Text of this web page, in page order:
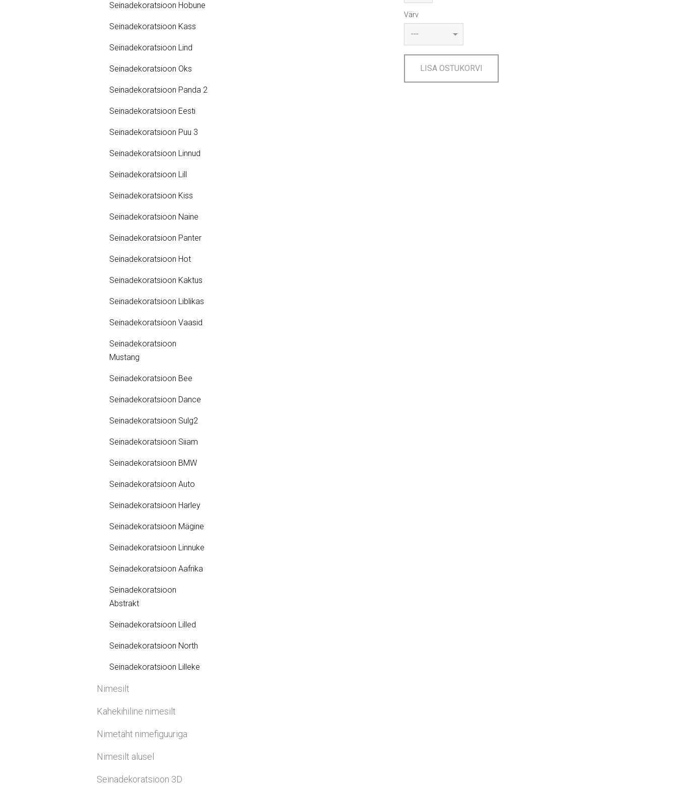
Seinadekoratsioon Hobune
Seinadekoratsioon Kass
Seinadekoratsioon Lind
Seinadekoratsioon Oks
Seinadekoratsioon Panda 2
Seinadekoratsioon Eesti
Seinadekoratsioon Puu 3
Seinadekoratsioon Linnud
Seinadekoratsioon Lill
Seinadekoratsioon Kiss
Seinadekoratsioon Naine
Seinadekoratsioon Panter
Seinadekoratsioon Hot
Seinadekoratsioon Kaktus
Seinadekoratsioon Liblikas
Seinadekoratsioon Vaasid
Seinadekoratsioon
Mustang
Seinadekoratsioon Bee
Seinadekoratsioon Dance
Seinadekoratsioon Sulg2
Seinadekoratsioon Siiam
Seinadekoratsioon BMW
Seinadekoratsioon Auto
Seinadekoratsioon Harley
Seinadekoratsioon Mägine
Seinadekoratsioon Linnuke
Seinadekoratsioon Aafrika
Seinadekoratsioon
Abstrakt
Seinadekoratsioon Lilled
Seinadekoratsioon North
Seinadekoratsioon Lilleke
Nimesilt
Kahekihiline nimesilt
Nimetäht nimefiguuriga
Nimesilt alusel
Seinadekoratsioon 3D
Värv
LISA OSTUKORVI